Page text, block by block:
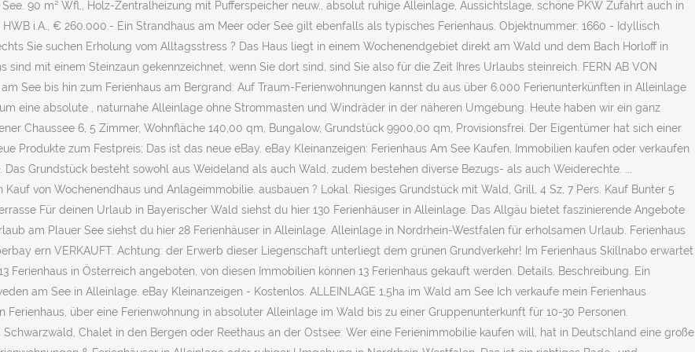
90 m² Wfl., Holz-Zentralheizung mit Pufferspeicher neuw., absolut ruhige Alleinlage, Aussichtslage, schöne PKW Zufahrt auch in
i.A., € 260.000.- Ein Strandhaus am Meer oder See gilt ebenfalls als typisches Ferienhaus. Objektnummer: 1660 - Idyllisch
Sie suchen Erholung vom Alltagsstress ? Das Haus liegt in einem Wochenendgebiet direkt am Wald und dem Bach Horloff in
mit einem Steinzaun gekennzeichnet, wenn Sie dort sind, sind Sie also für die Zeit Ihres Urlaubs steinreich. FERN AB VON
See bis hin zum Ferienhaus am Bergrand: Auf Traum-Ferienwohnungen kannst du aus über 6.000 Ferienunterkünften in Alleinlage
eine absolute , naturnahe Alleinlage ohne Strommasten und Windräder in der näheren Umgebung. Heute haben wir ein ganz
Chaussee 6, 5 Zimmer, Wohnfläche 140,00 qm, Bungalow, Grundstück 9900,00 qm, Provisionsfrei. Der Eigentümer hat sich einer
Produkte zum Festpreis; Das ist das neue eBay. eBay Kleinanzeigen: Ferienhaus Am See Kaufen, Immobilien kaufen oder verkaufen
Grundstück besteht sowohl aus Weideland als auch Wald, zudem bestehen diverse Bezugs- als auch Weiderechte. ...
von Wochenendhaus und Anlageimmobilie. ausbauen ? Lokal. Riesiges Grundstück mit Wald, Grill, 4 Sz, 7 Pers. Kauf Bunter 5
Für deinen Urlaub in Bayerischer Wald siehst du hier 130 Ferienhäuser in Alleinlage. Das Allgäu bietet faszinierende Angebote
am Plauer See siehst du hier 28 Ferienhäuser in Alleinlage. Alleinlage in Nordrhein-Westfalen für erholsamen Urlaub. Ferienhaus
ern VERKAUFT. Achtung: der Erwerb dieser Liegenschaft unterliegt dem grünen Grundverkehr! Im Ferienhaus Skillnabo erwartet
in Österreich angeboten, von diesen Immobilien können 13 Ferienhaus gekauft werden. Details. Beschreibung. Ein
am See in Alleinlage. eBay Kleinanzeigen - Kostenlos. ALLEINLAGE 1,5ha im Wald am See Ich verkaufe mein Ferienhaus
über eine Ferienwohnung in absoluter Alleinlage im Wald bis zu einer Gruppenunterkunft für 10-30 Personen.
Chalet in den Bergen oder Reethaus an der Ostsee: Wer eine Ferienimmobilie kaufen will, hat in Deutschland eine große